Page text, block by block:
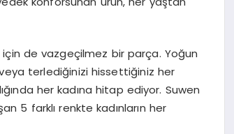
de vazgeçilmez bir parça. Yoğun
terlediğinizi hissettiğiniz her
her kadına hitap ediyor. Suwen
5 farklı renkte kadınların her